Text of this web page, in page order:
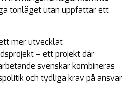
tonläget utan uppfattar ett
mer utvecklat
– ett projekt där
svenskar kombineras
och tydliga krav på ansvar